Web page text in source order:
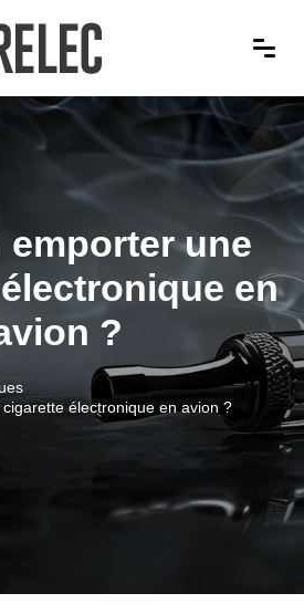
emporter une
en
?
électronique en avion ?